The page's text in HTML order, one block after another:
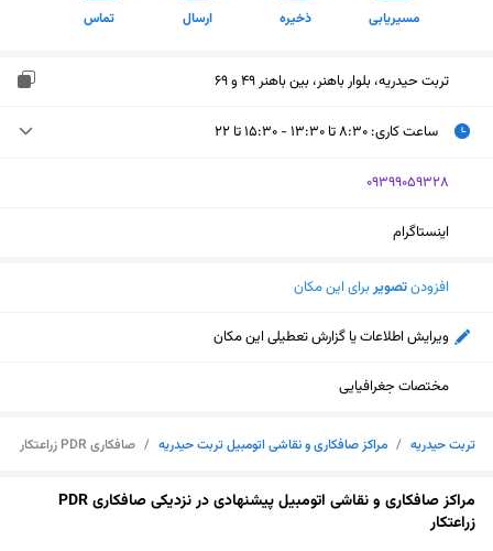
مسیریابی ذخیره ارسال تماس
تربت حیدریه، بلوار باهنر، بین باهنر 49 و 69
ساعت کاری: ۸:۳۰ تا ۱۳:۳۰ - ۱۵:۳۰ تا ۲۲
دوشنبه (امروز)
یکشنبه
۸:۳۰ تا ۱۳:۳۰ - ۱۵:۳۰ تا ۲۲
‎09399059328
اینستاگرام
افزودنتصویربرای این مکان
ویرایش اطلاعات یا گزارش تعطیلی این مکان
مختصات جغرافیایی
تربت حیدریه / مراکز صافکاری و نقاشی اتومبیل تربت حیدریه / صافکاری PDR زراعتکار
مراکز صافکاری و نقاشی اتومبیل پیشنهادی در نزدیکی صافکاری PDR
زراعتکار
نمایش نقشه